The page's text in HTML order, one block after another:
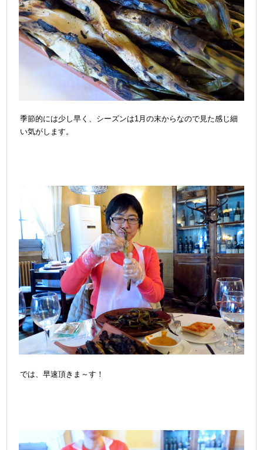
季節的には少し早く、シーズンは1月の末からなので見た感じ細
い気がします。
では、早速頂きま～す！